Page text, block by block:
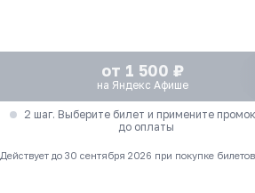
от 1 500 ₽
на Яндекс Афише
2 шаг. Выберите билет и примените
до оплаты
Действует до 30 сентября 2026 при покупке